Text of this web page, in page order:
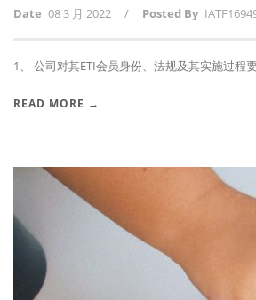
Date 08 3 月 2022 / Posted By
1、 公司对其ETI会员身份、法规及其实施过程
READ MORE →